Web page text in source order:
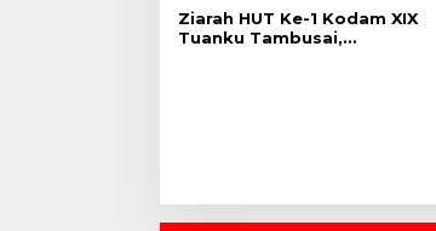
Ziarah HUT Ke-1 Kodam XIX
Tuanku Tambusai,